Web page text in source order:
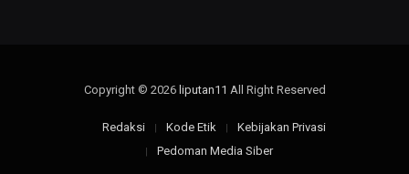
Copyright © 2026 liputan11 All Right Reserved
Redaksi Kode Etik
Kebijakan Privasi
Pedoman Media Siber